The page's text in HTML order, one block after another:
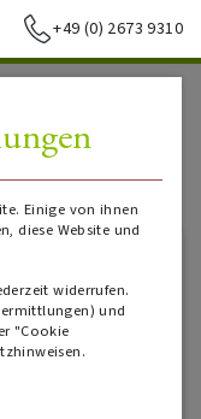
+49 (0) 2673 9310
Einige von ihnen
diese Website und
widerrufen.
und
"Cookie